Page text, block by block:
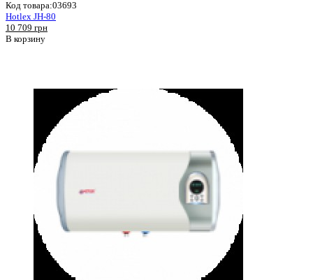
Код товара:03693
Hotlex JH-80
10 709 грн
В корзину